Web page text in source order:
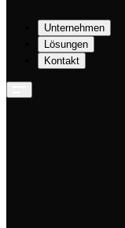
Unternehmen
Lösungen
Kontakt